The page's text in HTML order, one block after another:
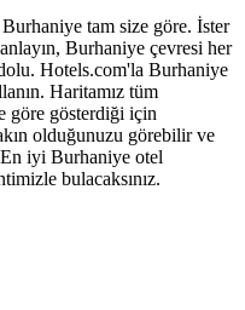
tam size göre. İster
Burhaniye çevresi her
Hotels.com'la Burhaniye
Haritamız tüm
göre gösterdiği için
olduğunuzu görebilir ve
En iyi Burhaniye otel
bulacaksınız.